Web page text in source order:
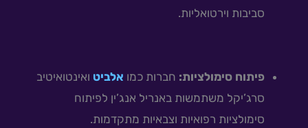
סביבות וירטואליות.
פיתוח סימולציות: חברות כמו אלביט ואינטואיטיב
סרג’יקל משתמשות באנריל אנג’ין לפיתוח
סימולציות רפואיות וצבאיות מתקדמות.